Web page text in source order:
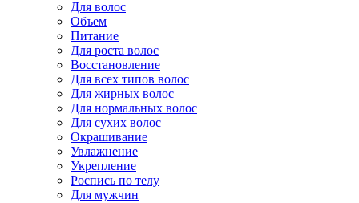
Для волос
Объем
Питание
Для роста волос
Восстановление
Для всех типов волос
Для жирных волос
Для нормальных волос
Для сухих волос
Окрашивание
Увлажнение
Укрепление
Роспись по телу
Для мужчин